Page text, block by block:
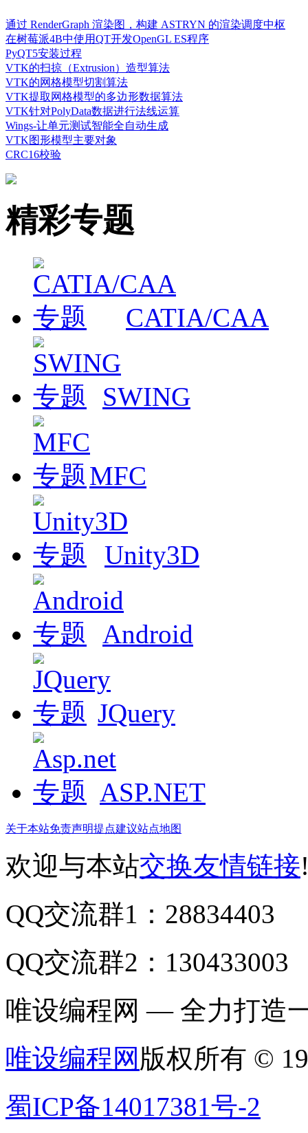
通过 RenderGraph 渲染图，构建 ASTRYN 的渲染调度中枢
在树莓派4B中使用QT开发OpenGL ES程序
PyQT5安装过程
VTK的扫掠（Extrusion）造型算法
VTK的网格模型切割算法
VTK提取网格模型的多边形数据算法
VTK针对PolyData数据进行法线运算
Wings-让单元测试智能全自动生成
VTK图形模型主要对象
CRC16校验
精彩专题
CATIA/CAA
SWING
MFC
Unity3D
Android
JQuery
ASP.NET
关于本站免责声明提点建议站点地图
欢迎与本站交换友情链接
QQ交流群1：28834403
QQ交流群2：130433003
唯设编程网 — 全力打造
唯设编程网 版权所有 ©
蜀ICP备14017381号-2